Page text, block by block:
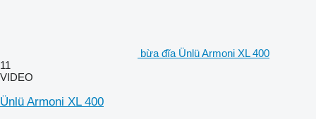
bừa đĩa Ünlü Armoni XL 400
11
VIDEO
Ünlü Armoni XL 400